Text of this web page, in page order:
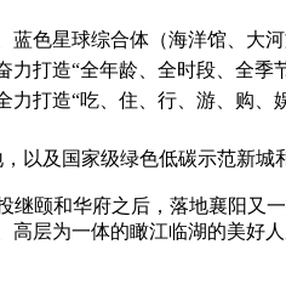
星球综合体（海洋馆、大
打造“全年龄、全时段、全
打造“吃、住、行、游、购、
以及国家级绿色低碳示范新城
颐和华府之后，落地襄阳又
层为一体的瞰江临湖的美好人